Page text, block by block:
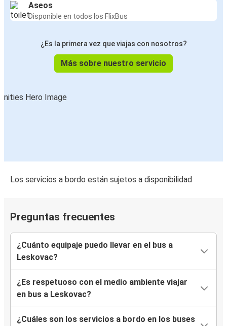
Aseos
Disponible en todos los FlixBus
¿Es la primera vez que viajas con nosotros?
Más sobre nuestro servicio
Los servicios a bordo están sujetos a disponibilidad
Preguntas frecuentes
¿Cuánto equipaje puedo llevar en el bus a
Leskovac?
¿Es respetuoso con el medio ambiente viajar
en bus a Leskovac?
¿Cuáles son los servicios a bordo en los buses